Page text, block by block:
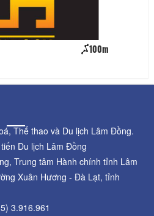
100m
Thể thao và Du lịch Lâm Đồng.
Du lịch Lâm Đồng
Trung tâm Hành chính tỉnh Lâm
Xuân Hương - Đà Lạt, tỉnh
3.916.961